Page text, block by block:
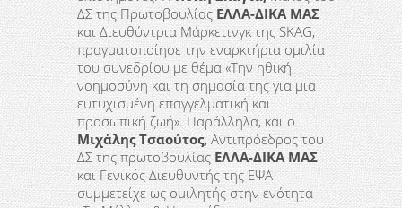
ΔΣ της ΠρωτοβουλίαςΕΛΛΑ-ΔΙΚΑ ΜΑΣ
και Διευθύντρια Μάρκετινγκ της SKAG,
πραγματοποίησε την εναρκτήρια ομιλία
του συνεδρίου με θέμα «Την ηθική
νοημοσύνη και τη σημασία της για μια
ευτυχισμένη επαγγελματική και
προσωπική ζωή». Παράλληλα, και ο
Μιχάλης Τσαούτος,Αντιπρόεδρος του
ΔΣ της πρωτοβουλίαςΕΛΛΑ-ΔΙΚΑ ΜΑΣ
και Γενικός Διευθυντής της ΕΨΑ
συμμετείχε ως ομιλητής στην ενότητα